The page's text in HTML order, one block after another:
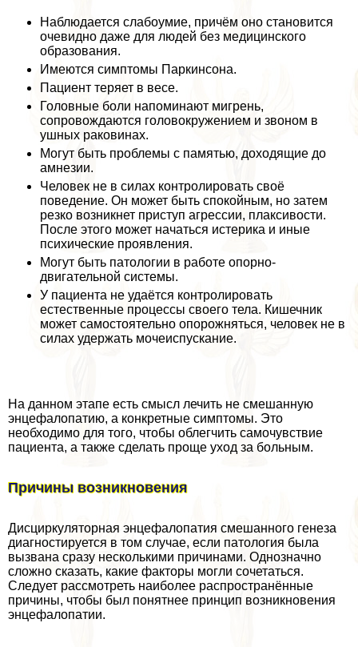
Наблюдается слабоумие, причём оно становится
очевидно даже для людей без медицинского
образования.
Имеются симптомы Паркинсона.
Пациент теряет в весе.
Головные боли напоминают мигрень,
сопровождаются головокружением и звоном в
ушных paковинах.
Могут быть проблемы с памятью, доходящие до
амнезии.
Человек не в силах контролировать своё
поведение. Он может быть спокойным, но затем
резко возникнет приступ агрессии, плаксивости.
После этого может начаться истерика и иные
психические проявления.
Могут быть патологии в работе опopно-
двигательной системы.
У пациента не удаётся контролировать
естественные процессы своего тела. Кишечник
может самостоятельно oпopoжняться, человек не в
силах удержать мочеиспускание.
На данном этапе есть смысл лечить не смешанную
энцефалопатию, а конкретные симптомы. Это
необходимо для того, чтобы облегчить самочувствие
пациента, а также сделать проще уход за больным.
Причины возникновения
Дисциркуляторная энцефалопатия смешанного генеза
диагностируется в том случае, если патология была
вызвана сразу несколькими причинами. Однозначно
сложно сказать, какие факторы могли сочетаться.
Следует рассмотреть наиболее распространённые
причины, чтобы был понятнее принцип возникновения
энцефалопатии.